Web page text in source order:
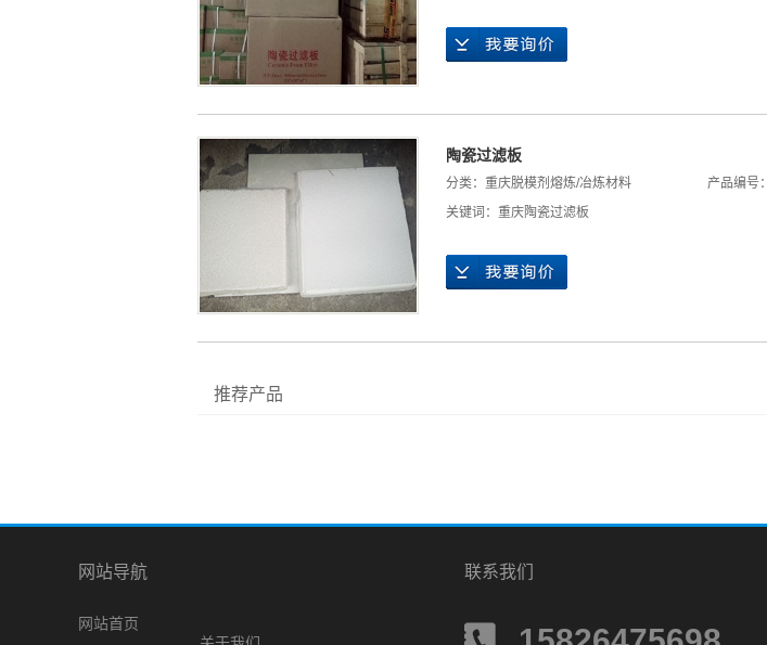
陶瓷过滤板
分类： 重庆脱模剂熔炼/冶炼材料 产品编号
关键词： 重庆陶瓷过滤板
推荐产品
网站导航
网站首页
联系我们